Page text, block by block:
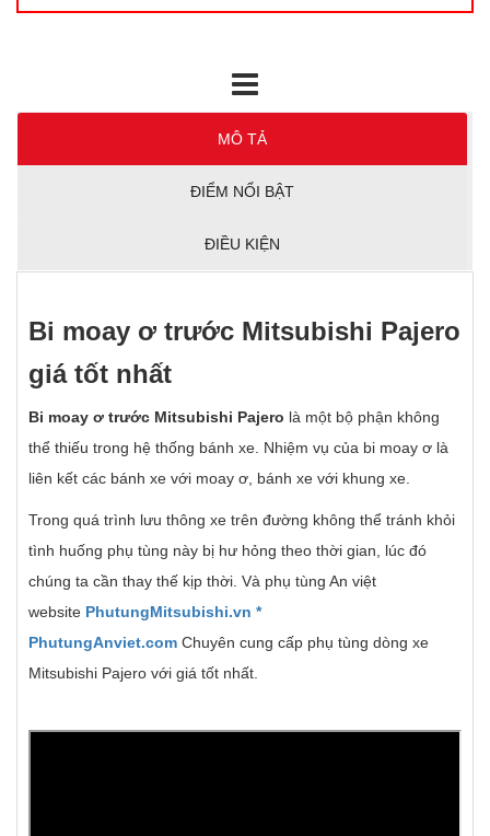
MÔ TẢ
ĐIỂM NỔI BẬT
ĐIỀU KIỆN
Bi moay ơ trước Mitsubishi Pajero
giá tốt nhất
Bi moay ơ trước Mitsubishi Pajero là một bộ phận không
thể thiếu trong hệ thống bánh xe. Nhiệm vụ của bi moay ơ là
liên kết các bánh xe với moay ơ, bánh xe với khung xe.
Trong quá trình lưu thông xe trên đường không thể tránh khỏi
tình huống phụ tùng này bị hư hỏng theo thời gian, lúc đó
chúng ta cần thay thế kịp thời. Và phụ tùng An việt
website PhutungMitsubishi.vn *
PhutungAnviet.com Chuyên cung cấp phụ tùng dòng xe
Mitsubishi Pajero với giá tốt nhất.